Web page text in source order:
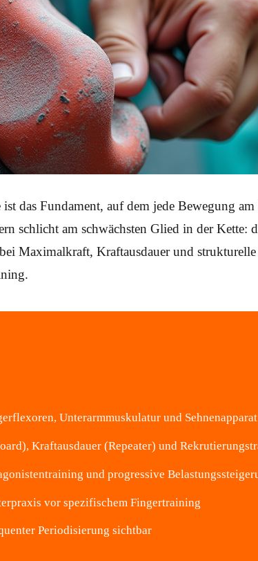
das Fundament, auf dem jede Bewegung
schlicht am schwächsten Glied in der Kette:
Maximalkraft, Kraftausdauer und
Unterarmmuskulatur und Sehnenapparat
Kraftausdauer (Repeater) und
und progressive
vor spezifischem Fingertraining
Periodisierung sichtbar